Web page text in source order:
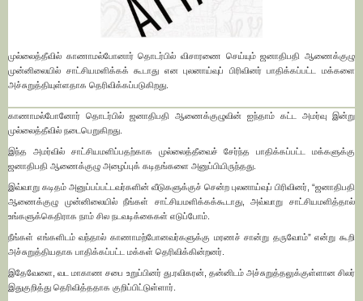
முல்லைத்தீவில் காணாமல்போனார் தொடர்பில் விசாரணை செய்யும் ஜனாதிபதி ஆணைக்குழு
முன்னிலையில் சாட்சியமளிக்கக் கூடாது என புலனாய்வுப் பிரிவினர் பாதிக்கப்பட்ட மக்களை
அச்சுறுத்தியுள்ளதாக தெரிவிக்கப்படுகிறது.
காணாமல்போனோர் தொடர்பில் ஜனாதிபதி ஆணைக்குழுவின் ஐந்தாம் கட்ட அமர்வு இன்று
முல்லைத்தீவில் நடைபெறுகிறது.
இந்த அமர்வில் சாட்சியமளிப்பதற்காக முல்லைத்தீவைச் சேர்ந்த பாதிக்கப்பட்ட மக்களுக்கு
ஜனாதிபதி ஆணைக்குழு அழைப்புக் கடிதங்களை அனுப்பியிருந்தது.
இவ்வாறு கடிதம் அனுப்பப்பட்டவர்களின் வீடுகளுக்குச் சென்ற புலனாய்வுப் பிரிவினர், “ஜனாதிபதி
ஆணைக்குழு முன்னிலையில் நீங்கள் சாட்சியமளிக்கக்கூடாது, அவ்வாறு சாட்சியமளித்தால்
உங்களுக்கெதிராக நாம் சில நடவடிக்கைகள் எடுப்போம்.
நீங்கள் எங்களிடம் வந்தால் காணாமற்போனவர்களுக்கு மரணச் சான்று தருவோம்” என்று கூறி
அச்சுறுத்தியதாக பாதிக்கப்பட்ட மக்கள் தெரிவிக்கின்றனர்.
இதேவேளை, வட மாகாண சபை உறுப்பினர் து.ரவிகரன், தன்னிடம் அச்சுறுத்தலுக்குள்ளான சிலர்
இதுகுறித்து தெரிவித்ததாக குறிப்பிட்டுள்ளார்.